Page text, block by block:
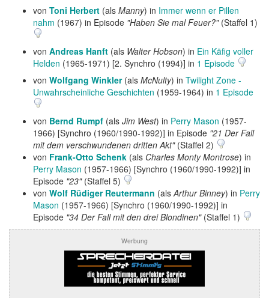
von Toni Herbert (als Manny) in Immer wenn er Pillen
nahm (1967) in Episode "Haben Sie mal Feuer?"(Staffel 1)
von Andreas Hanft (als Walter Hobson) in Ein Käfig voller
Helden (1965-1971) [2. Synchro (1994)] in 1 Episode
von Wolfgang Winkler(als McNulty) in Twilight Zone -
Unwahrscheinliche Geschichten (1959-1964) in 1 Episode
von Bernd Rumpf (als Jim West) in Perry Mason (1957-
1966) [Synchro (1960/1990-1992)] in Episode "21 Der Fall
mit dem verschwundenen dritten Akt"(Staffel 2)
von Frank-Otto Schenk (als Charles Monty Montrose) in
Perry Mason (1957-1966) [Synchro (1960/1990-1992)] in
Episode "23"(Staffel 5)
von Wolf Rüdiger Reutermann (alsArthur Binney) in Perry
Mason (1957-1966) [Synchro (1960/1990-1992)] in
Episode "34 Der Fall mit den drei Blondinen"(Staffel 1)
Werbung